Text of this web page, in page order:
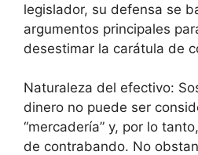
legislador, su defensa se
argumentos principales
desestimar la carátula de
Naturaleza del efectivo:
dinero no puede ser
“mercadería” y, por lo
de contrabando. No